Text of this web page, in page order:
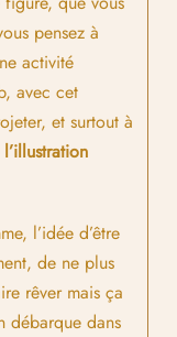
pensez à
activité
avec cet
et surtout à
l’idée d’être
de ne plus
rêver mais ça
débarque dans